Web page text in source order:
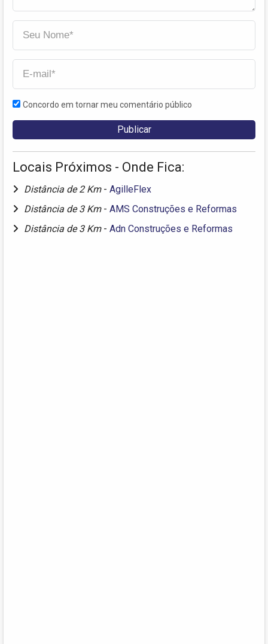
Concordo em tornar meu comentário público
Locais Próximos - Onde Fica:
Distância de 2 Km - AgilleFlex
Distância de 3 Km - AMS Construções e Reformas
Distância de 3 Km - Adn Construções e Reformas